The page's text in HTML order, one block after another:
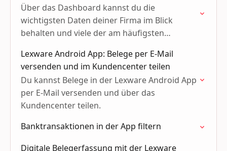
Über das Dashboard kannst du die
wichtigsten Daten deiner Firma im Blick
behalten und viele der am häufigsten
aufrufen.
Lexware Android App: Belege per E-Mail
versenden und im Kundencenter teilen
Du kannst Belege in der Lexware Android App
per E-Mail versenden und über das
Kundencenter teilen.
Banktransaktionen in der App filtern
Digitale Belegerfassung mit der Lexware